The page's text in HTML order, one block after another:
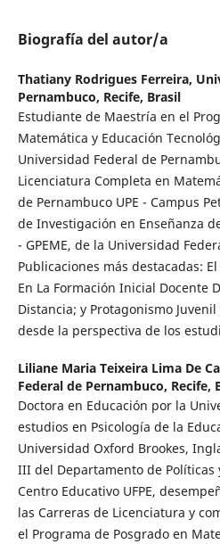
Biografía del autor/a
Thatiany Rodrigues Ferreira,
Pernambuco, Recife, Brasil
Estudiante de Maestría en el
Matemática y Educación
Universidad Federal de
Licenciatura Completa en
de Pernambuco UPE - Campus
de Investigación en Enseñanza
- GPEME, de la Universidad
Publicaciones más destacadas:
En La Formación Inicial Docente
Distancia; y Protagonismo
desde la perspectiva de los
Liliane Maria Teixeira Lima De
Federal de Pernambuco, Recife,
Doctora en Educación por la
estudios en Psicología de la
Universidad Oxford Brookes,
III del Departamento de Políticas
Centro Educativo UFPE,
las Carreras de Licenciatura y
el Programa de Posgrado en